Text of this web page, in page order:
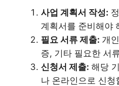
사업 계획서 작성:
계획서를 준비해야
필요 서류 제출: 개
증, 기타 필요한 서
신청서 제출: 해당
나 온라인으로 신청